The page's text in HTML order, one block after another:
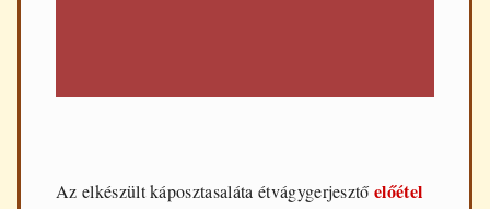
Az elkészült káposztasaláta étvágygerjesztőelőétel